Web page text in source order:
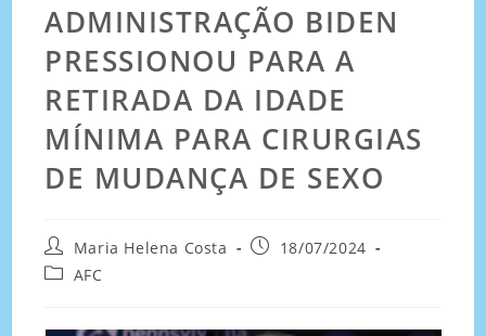
ADMINISTRAÇÃO BIDEN
PRESSIONOU PARA A
RETIRADA DA IDADE
MÍNIMA PARA CIRURGIAS
DE MUDANÇA DE SEXO
Maria Helena Costa
18/07/2024
AFC